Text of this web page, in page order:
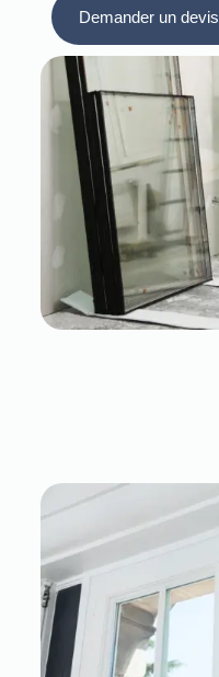
Demander un devis